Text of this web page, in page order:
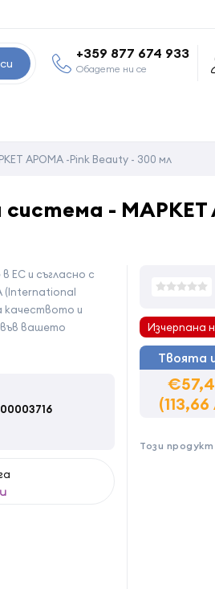
+359 877 674 933
Обадете ни се
АРОМА -Pink Beauty - 300 мл
система -
ЕС и съгласно с
(International
качеството и
вашето
00003716
Изчерпана
Твоята
(113,66
Този продукт